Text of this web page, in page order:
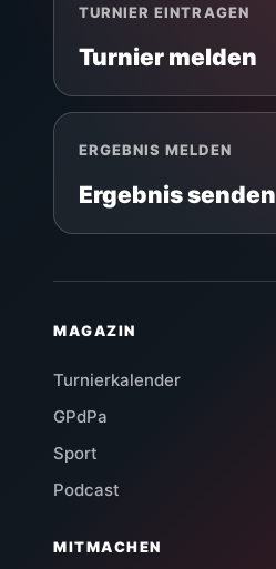
TURNIER EINTRAGEN
Turnier melden
ERGEBNIS MELDEN
Ergebnis senden
MAGAZIN
Turnierkalender
GPdPa
Sport
Podcast
MITMACHEN